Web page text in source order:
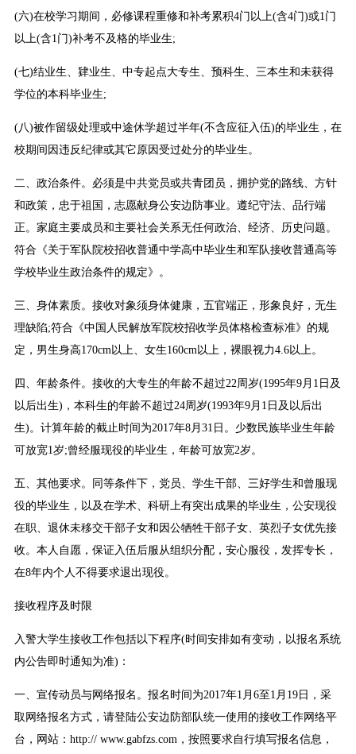
(六)在校学习期间，必修课程重修和补考累积4门以上(含4门)或1门
以上(含1门)补考不及格的毕业生;
(七)结业生、肄业生、中专起点大专生、预科生、三本生和未获得
学位的本科毕业生;
(八)被作留级处理或中途休学超过半年(不含应征入伍)的毕业生，在
校期间因违反纪律或其它原因受过处分的毕业生。
二、政治条件。必须是中共党员或共青团员，拥护党的路线、方针
和政策，忠于祖国，志愿献身公安边防事业。遵纪守法、品行端
正。家庭主要成员和主要社会关系无任何政治、经济、历史问题。
符合《关于军队院校招收普通中学高中毕业生和军队接收普通高等
学校毕业生政治条件的规定》。
三、身体素质。接收对象须身体健康，五官端正，形象良好，无生
理缺陷;符合《中国人民解放军院校招收学员体格检查标准》的规
定，男生身高170cm以上、女生160cm以上，裸眼视力4.6以上。
四、年龄条件。接收的大专生的年龄不超过22周岁(1995年9月1日及
以后出生)，本科生的年龄不超过24周岁(1993年9月1日及以后出
生)。计算年龄的截止时间为2017年8月31日。少数民族毕业生年龄
可放宽1岁;曾经服现役的毕业生，年龄可放宽2岁。
五、其他要求。同等条件下，党员、学生干部、三好学生和曾服现
役的毕业生，以及在学术、科研上有突出成果的毕业生，公安现役
在职、退休未移交干部子女和因公牺牲干部子女、英烈子女优先接
收。本人自愿，保证入伍后服从组织分配，安心服役，发挥专长，
在8年内个人不得要求退出现役。
接收程序及时限
入警大学生接收工作包括以下程序(时间安排如有变动，以报名系统
内公告即时通知为准)：
一、宣传动员与网络报名。报名时间为2017年1月6至1月19日，采
取网络报名方式，请登陆公安边防部队统一使用的接收工作网络平
台，网站：http:// www.gabfzs.com，按照要求自行填写报名信息，